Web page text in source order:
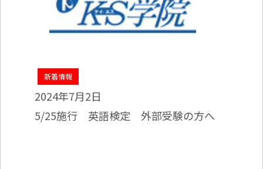
新着情報
2024年7月2日
5/25施行 英語検定 外部受験の方へ